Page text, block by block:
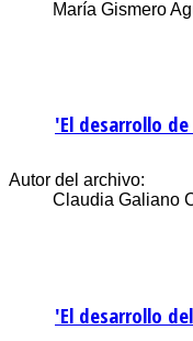
María Gismero
'El desarrollo
Autor del archivo:
Claudia Galiano
'El desarrollo